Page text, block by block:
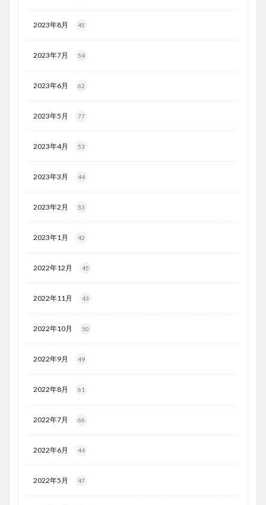
2023年8月 45
2023年7月 54
2023年6月 62
2023年5月 77
2023年4月 53
2023年3月 44
2023年2月 53
2023年1月 42
2022年12月 45
2022年11月 43
2022年10月 50
2022年9月 49
2022年8月 61
2022年7月 66
2022年6月 44
2022年5月 47